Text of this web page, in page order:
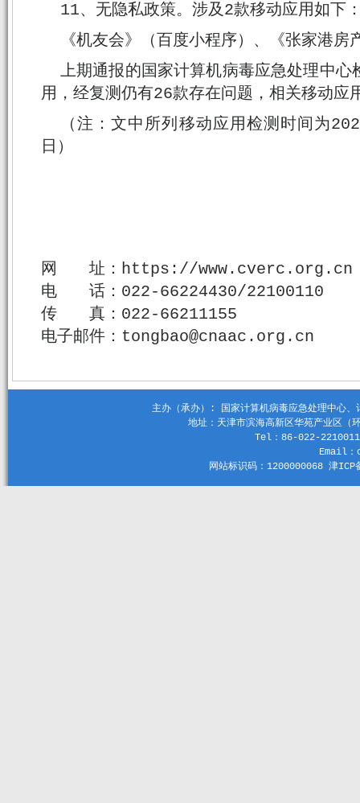
11、无隐私政策。涉及2款移动应用如下
《机友会》（百度小程序）、《张家港
上期通报的国家计算机病毒应急处理中
用，经复测仍有26款存在问题，相关移动应
（注：文中所列移动应用检测时间为
日）
网 址：https://www.cverc.org.cn
电 话：022-66224430/22100110
传 真：022-66211155
电子邮件：tongbao@cnaac.org.cn
主办（承办）: 国家计算机病毒应急处理中心
地址：天津市滨海高新区华苑产业区
Tel：86-022-
Email
网站标识码：1200000068 津